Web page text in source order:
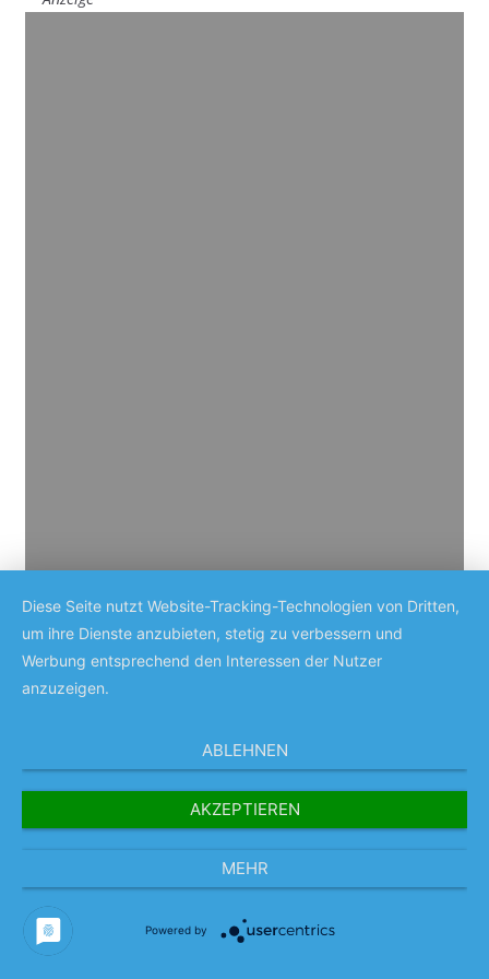
Diese Seite nutzt Website-Tracking-Technologien von Dritten,
um ihre Dienste anzubieten, stetig zu verbessern und
Werbung entsprechend den Interessen der Nutzer
anzuzeigen.
ABLEHNEN
AKZEPTIEREN
MEHR
Powered by